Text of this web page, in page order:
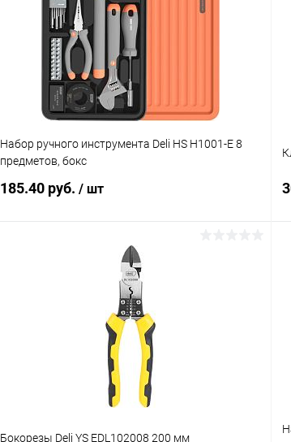
Набор ручного инструмента Deli HS H1001-E 8
предметов, бокс
185.40 руб. / шт
В корзину
В наличии
Бокорезы Deli YS EDL102008 200 мм